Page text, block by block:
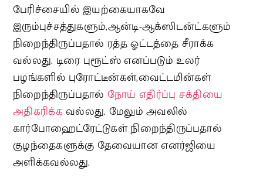
பேரிச்சையில் இயற்கையாகவே
இரும்புச்சத்துகளும்,ஆன்டி-ஆக்ஸிடன்ட்களும்
நிறைந்திருப்பதால் ரத்த ஓட்டத்தை சீராக்க
வல்லது. டிரை புரூட்ஸ் எனப்படும் உலர்
பழங்களில் புரோட்டீன்கள்,வைட்டமின்கள்
நிறைந்திருப்பதால்நோய் எதிர்ப்பு சக்தியை
அதிகரிக்கவல்லது. மேலும் அவலில்
கார்போஹைட்ரேட்டுகள் நிறைந்திருப்பதால்
குழந்தைகளுக்கு தேவையான எனர்ஜியை
அளிக்கவல்லது.